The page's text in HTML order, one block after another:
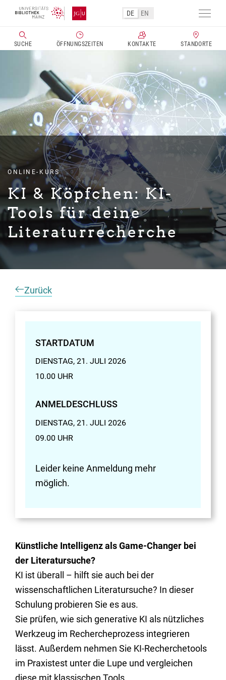
SUCHE ÖFFNUNGSZEITEN KONTAKTE STANDORTE
DE EN
ONLINE-KURS
KI & Köpfchen:KI-
Tools für deine
Literaturrecherche
Zurück
STARTDATUM
DIENSTAG, 21. JULI 2026
10.00 UHR
ANMELDESCHLUSS
DIENSTAG, 21. JULI 2026
09.00 UHR
Leider keine Anmeldung mehr
möglich.
Künstliche Intelligenz als Game-Changer bei
der Literatursuche?
KI ist überall – hilft sie auch bei der
wissenschaftlichen Literatursuche? In dieser
Schulung probieren Sie es aus.
Sie prüfen, wie sich generative KI als nützliches
Werkzeug im Rechercheprozess integrieren
lässt. Außerdem nehmen Sie KI-Recherchetools
im Praxistest unter die Lupe und vergleichen
diese mit klassischen Tools.